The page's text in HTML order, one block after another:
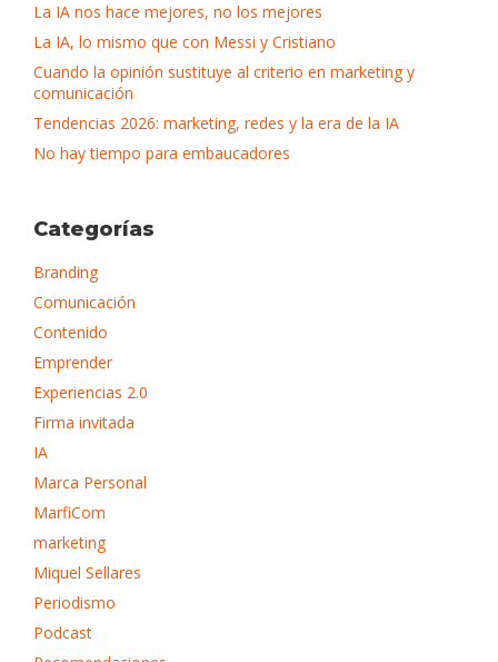
La IA nos hace mejores, no los mejores
La IA, lo mismo que con Messi y Cristiano
Cuando la opinión sustituye al criterio en marketing y
comunicación
Tendencias 2026: marketing, redes y la era de la IA
No hay tiempo para embaucadores
Categorías
Branding
Comunicación
Contenido
Emprender
Experiencias 2.0
Firma invitada
IA
Marca Personal
MarfiCom
marketing
Miquel Sellares
Periodismo
Podcast